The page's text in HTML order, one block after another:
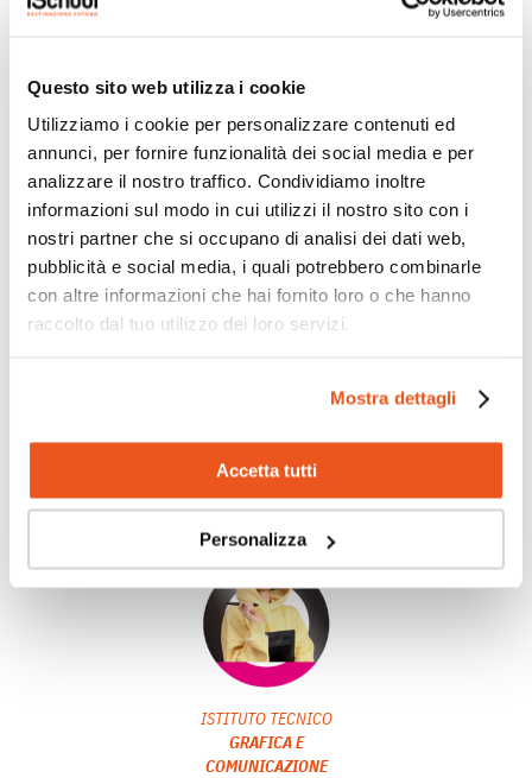
Questo sito web utilizza i cookie
Utilizziamo i cookie per personalizzare contenuti ed
annunci, per fornire funzionalità dei social media e per
analizzare il nostro traffico. Condividiamo inoltre
informazioni sul modo in cui utilizzi il nostro sito con i
nostri partner che si occupano di analisi dei dati web,
pubblicità e social media, i quali potrebbero combinarle
con altre informazioni che hai fornito loro o che hanno
raccolto dal tuo utilizzo dei loro servizi.
Mostra dettagli
Accetta tutti
Personalizza
Acquisisci una
scientifica e impari a
vincere le sfide del futuro.
LICEO
economiche, e ti prepari ad avere unruolo attivoe
consapevole nella società.
ISTITUTO TECNICO
GRAFICA E
COMUNICAZIONE